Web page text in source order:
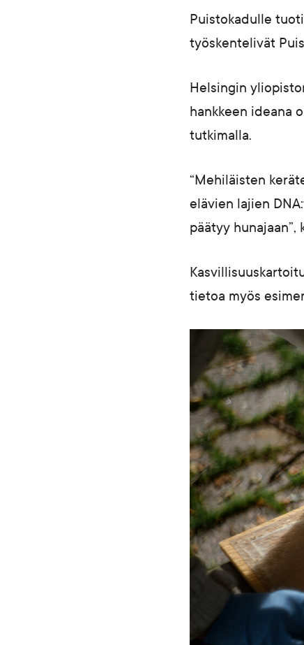
Puistokadulle
työskentelivät
Helsingin
hankkeen ideana
tutkimalla.
“Mehiläisten
elävien lajien
päätyy
tietoa myös